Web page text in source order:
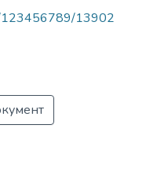
123456789/13902